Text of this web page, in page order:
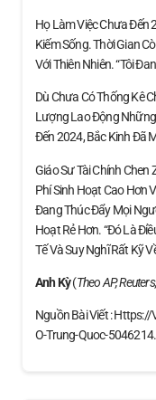
Họ Làm Việc Chưa Đến
Kiếm Sống. Thời Gian
Với Thiên Nhiên. “Tôi
Dù Chưa Có Thống Kê
Lượng Lao Động
Đến 2024, Bắc Kinh Đã
Giáo Sư Tài Chính Chen
Phí Sinh Hoạt Cao Hơn
Đang Thúc Đẩy Mọi
Hoạt Rẻ Hơn. “Đó Là
Tế Và Suy Nghĩ Rất Kỹ
Anh Kỳ(Theo AP,
Nguồn Bài Viết :
O-Trung-Quoc-